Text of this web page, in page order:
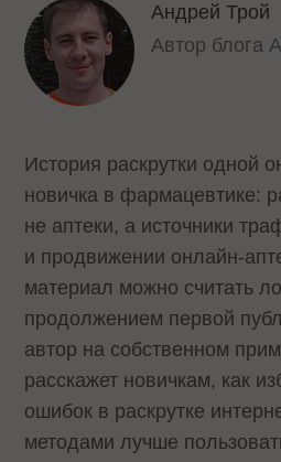
Андрей Трой
Автор блога
История раскрутки одной
новичка в фармацевтике:
не аптеки, а источники
и продвижении онлайн-
материал можно считать
продолжением первой
автор на собственном
расскажет новичкам, как
ошибок в раскрутке
методами лучше